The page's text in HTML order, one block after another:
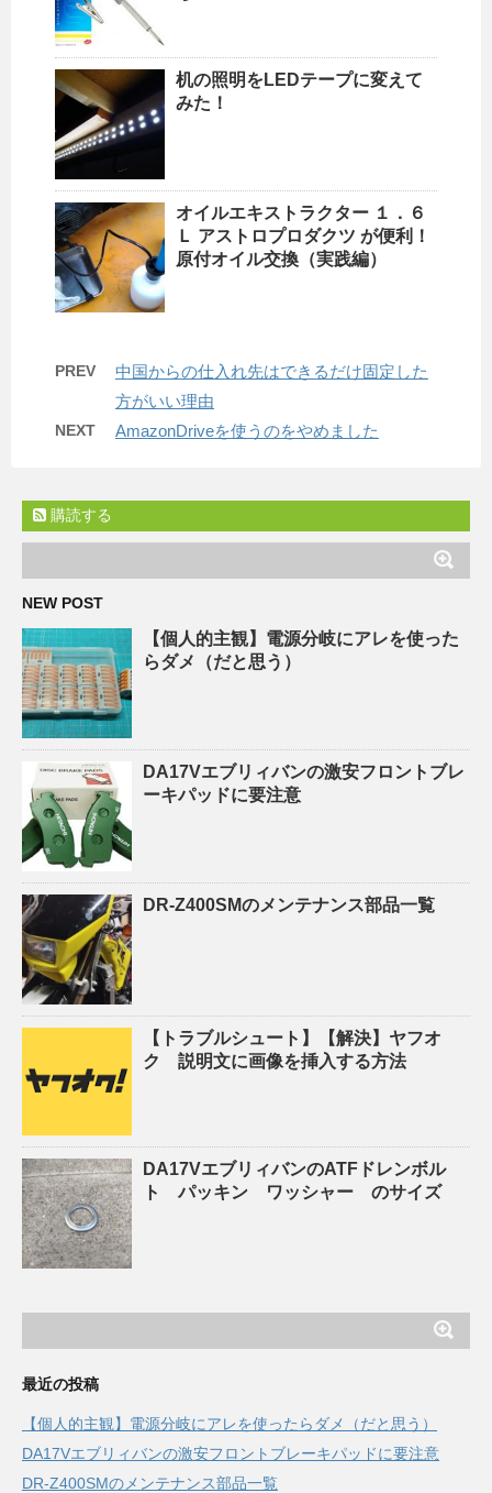
机の照明をLEDテープに変えて
みた！
オイルエキストラクター １．６
Ｌ アストロプロダクツ が便利！
原付オイル交換（実践編）
PREV
中国からの仕入れ先はできるだけ固定した
方がいい理由
NEXT AmazonDriveを使うのをやめました
購読する
NEW POST
【個人的主観】電源分岐にアレを使った
らダメ（だと思う）
DA17Vエブリィバンの激安フロントブレ
ーキパッドに要注意
DR-Z400SMのメンテナンス部品一覧
【トラブルシュート】【解決】ヤフオ
ク 説明文に画像を挿入する方法
DA17VエブリィバンのATFドレンボル
ト パッキン ワッシャー のサイズ
最近の投稿
【個人的主観】電源分岐にアレを使ったらダメ（だと思う）
DA17Vエブリィバンの激安フロントブレーキパッドに要注意
DR-Z400SMのメンテナンス部品一覧